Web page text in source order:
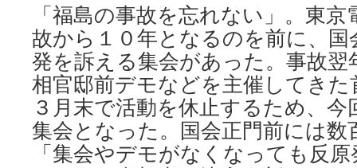
「福島の事故を忘れない」。東
故から１０年となるのを前に、国
発を訴える集会があった。事故翌
相官邸前デモなどを主催してきた
３月末で活動を休止するため、
集会となった。国会正門前には
「集会やデモがなくなっても反